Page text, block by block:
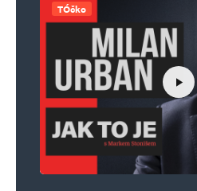
TÓčko